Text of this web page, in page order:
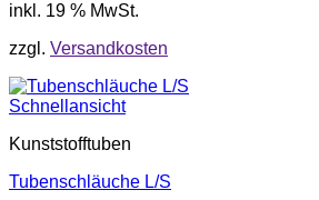
inkl. 19 % MwSt.
zzgl. Versandkosten
Schnellansicht
Kunststofftuben
Tubenschläuche L/S